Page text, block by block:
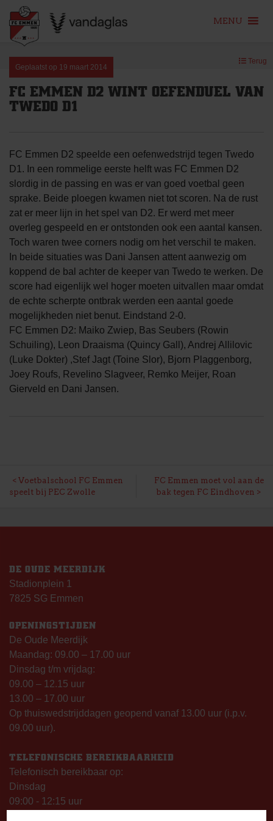
content
MENU
Geplaatst op 19 maart 2014
Terug
FC EMMEN D2 WINT OEFENDUEL VAN
TWEDO D1
FC Emmen D2 speelde een oefenwedstrijd tegen Twedo
D1. In een rommelige eerste helft was FC Emmen D2
slordig in de passing en was er van goed voetbal geen
sprake. Beide ploegen kwamen niet tot scoren. Na de rust
zat er meer lijn in het spel van D2. Er werd met meer
overleg gespeeld en er ontstonden ook een aantal kansen.
Toch waren twee corners nodig om het verschil te maken.
In beide situaties was Dani Jansen attent aanwezig om
koppend de bal achter de keeper van Twedo te werken. De
score had eigenlijk wel hoger moeten uitvallen maar omdat
de echte scherpte ontbrak werden een aantal goede
mogelijkheden niet benut. Eindstand 2-0.
FC Emmen D2: Maiko Zwiep, Bas Seubers (Rowin
Schuiling), Leon Draaisma (Quincy Gall), Andrej Allilovic
(Luke Dokter) ,Stef Jagt (Toine Slor), Bjorn Plaggenborg,
Joey Roufs, Revelino Slagveer, Remko Meijer, Roan
Gierveld en Dani Jansen.
BERICHT
Voetbalschool FC Emmen
speelt bij PEC Zwolle
FC Emmen moet vol aan de
bak tegen FC Eindhoven
DE OUDE MEERDIJK
Stadionplein 1
7825 SG Emmen
OPENINGSTIJDEN
De Oude Meerdijk
Maandag: 09.00 – 17.00 uur
Dinsdag t/m vrijdag:
09.00 – 12.15 uur
13.00 – 17.00 uur
Op thuiswedstrijddagen geopend vanaf 13.00 uur (i.p.v.
09.00 uur).
TELEFONISCHE BEREIKBAARHEID
Telefonisch bereikbaar op:
Dinsdag
09:00 - 12:15 uur